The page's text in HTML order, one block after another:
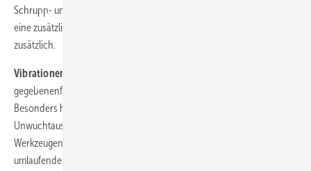
Schrupp- und Trennarbeiten ergibt sich durch deren Gewicht zwar
eine zusätz­liche Vorschubkraft, doch belastet dies den Werker auch
zusätzlich.
Vibrationen:
gegebenenfalls verstärkt durch eine mangelhafte Zentrierung.
Besonders hilfreich ist deswegen ein automatischer
Unwuchtausgleich, der in die Nabe eingebaut ist. In Atlas-Copco-
Werkzeugen ist dies der Autobalancer, bei dem ein im Ölbad
umlaufender Kugelsatz als Kontergewicht die sich ständig